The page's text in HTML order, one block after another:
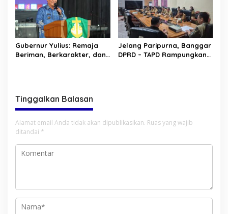
Gubernur Yulius: Remaja
Beriman, Berkarakter, dan
Jelang Paripurna, Banggar
DPRD – TAPD Rampungkan
Tinggalkan Balasan
Alamat email Anda tidak akan dipublikasikan. Ruas yang wajib
ditandai *